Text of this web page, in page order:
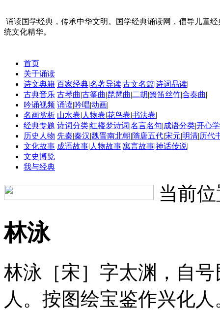
诵读国学经典，传承中华文明。国学经典诵读网，倡导儿童
统文化精华。
首页
关于诵读
诗文典籍 百家经典|名著导读|古文名篇|诗词品读|
古典音乐 古琴曲|古筝曲|琵琶曲|二胡|箫笛丝竹|合奏曲|
吟诵视频 诵读|吟唱|动画|
名画赏析 山水卷| 人物卷|花鸟卷|书法卷|
经典专题 诗词分类|红楼梦诗词|名言名句|成语分类|开心
历史人物 先秦|秦汉|魏晋南北朝|隋唐五代|宋元|明清|历代
文化故事 成语故事| 人物故事|寓言故事|神话传说|
文史博览
我与经典
当前
林泳
林泳［宋］字太渊，自
人。按图绘宝鉴作兴化